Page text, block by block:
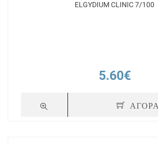
ELGYDIUM CLINIC 7/100
5.60€
ΑΓΟΡΑ